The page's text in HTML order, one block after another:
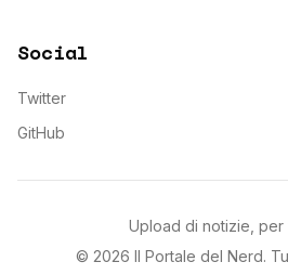
Social
Twitter
GitHub
Upload di notizie, per
© 2026 Il Portale del Nerd.